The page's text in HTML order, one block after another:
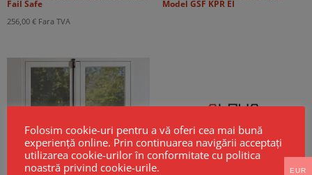
Fail Safe
256,00 € Fara TVA
Model GSF KPR EI
Folosim cookie-uri pentru a vă oferi cea mai bună
experiență online. Prin continuarea navigării acceptați
utilizarea cookie-urilor în conformitate cu politica
noastră privind cookie-urile.
EUR